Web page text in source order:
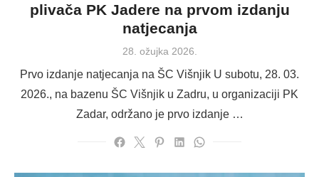
plivača PK Jadere na prvom izdanju
natjecanja
Posted
28. ožujka 2026.
Prvo izdanje natjecanja na ŠC Višnjik U subotu, 28. 03.
2026., na bazenu ŠC Višnjik u Zadru, u organizaciji PK
Zadar, održano je prvo izdanje …